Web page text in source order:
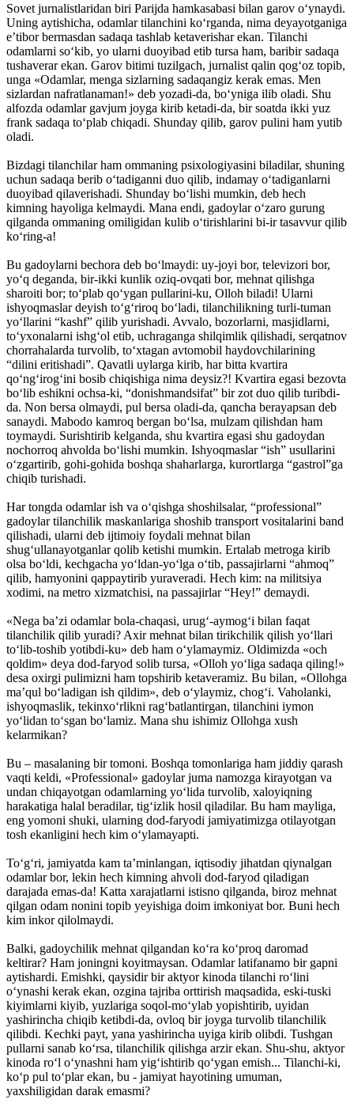
Sovet jurnalistlaridan biri Parijda hamkasabasi bilan garov o‘ynaydi.
Uning aytishicha, odamlar tilanchini ko‘rganda, nima deyayotganiga
e’tibor bermasdan sadaqa tashlab ketaverishar ekan. Tilanchi
odamlarni so‘kib, yo ularni duoyibad etib tursa ham, baribir sadaqa
tushaverar ekan. Garov bitimi tuzilgach, jurnalist qalin qog‘oz topib,
unga «Odamlar, menga sizlarning sadaqangiz kerak emas. Men
sizlardan nafratlanaman!» deb yozadi-da, bo‘yniga ilib oladi. Shu
alfozda odamlar gavjum joyga kirib ketadi-da, bir soatda ikki yuz
frank sadaqa to‘plab chiqadi. Shunday qilib, garov pulini ham yutib
oladi.
Bizdagi tilanchilar ham ommaning psixologiyasini biladilar, shuning
uchun sadaqa berib o‘tadiganni duo qilib, indamay o‘tadiganlarni
duoyibad qilaverishadi. Shunday bo‘lishi mumkin, deb hech
kimning hayoliga kelmaydi. Mana endi, gadoylar o‘zaro gurung
qilganda ommaning omiligidan kulib o‘tirishlarini bi-ir tasavvur qilib
ko‘ring-a!
Bu gadoylarni bechora deb bo‘lmaydi: uy-joyi bor, televizori bor,
yo‘q deganda, bir-ikki kunlik oziq-ovqati bor, mehnat qilishga
sharoiti bor; to‘plab qo‘ygan pullarini-ku, Olloh biladi! Ularni
ishyoqmaslar deyish to‘g‘riroq bo‘ladi, tilanchilikning turli-tuman
yo‘llarini “kashf” qilib yurishadi. Avvalo, bozorlarni, masjidlarni,
to‘yxonalarni ishg‘ol etib, uchraganga shilqimlik qilishadi, serqatnov
chorrahalarda turvolib, to‘xtagan avtomobil haydovchilarining
“dilini eritishadi”. Qavatli uylarga kirib, har bitta kvartira
qo‘ng‘irog‘ini bosib chiqishiga nima deysiz?! Kvartira egasi bezovta
bo‘lib eshikni ochsa-ki, “donishmandsifat” bir zot duo qilib turibdi-
da. Non bersa olmaydi, pul bersa oladi-da, qancha berayapsan deb
sanaydi. Mabodo kamroq bergan bo‘lsa, mulzam qilishdan ham
toymaydi. Surishtirib kelganda, shu kvartira egasi shu gadoydan
nochorroq ahvolda bo‘lishi mumkin. Ishyoqmaslar “ish” usullarini
o‘zgartirib, gohi-gohida boshqa shaharlarga, kurortlarga “gastrol”ga
chiqib turishadi.
Har tongda odamlar ish va o‘qishga shoshilsalar, “professional”
gadoylar tilanchilik maskanlariga shoshib transport vositalarini band
qilishadi, ularni deb ijtimoiy foydali mehnat bilan
shug‘ullanayotganlar qolib ketishi mumkin. Ertalab metroga kirib
olsa bo‘ldi, kechgacha yo‘ldan-yo‘lga o‘tib, passajirlarni “ahmoq”
qilib, hamyonini qappaytirib yuraveradi. Hech kim: na militsiya
xodimi, na metro xizmatchisi, na passajirlar “Hey!” demaydi.
«Nega ba’zi odamlar bola-chaqasi, urug‘-aymog‘i bilan faqat
tilanchilik qilib yuradi? Axir mehnat bilan tirikchilik qilish yo‘llari
to‘lib-toshib yotibdi-ku» deb ham o‘ylamaymiz. Oldimizda «och
qoldim» deya dod-faryod solib tursa, «Olloh yo‘liga sadaqa qiling!»
desa oxirgi pulimizni ham topshirib ketaveramiz. Bu bilan, «Ollohga
ma’qul bo‘ladigan ish qildim», deb o‘ylaymiz, chog‘i. Vaholanki,
ishyoqmaslik, tekinxo‘rlikni rag‘batlantirgan, tilanchini iymon
yo‘lidan to‘sgan bo‘lamiz. Mana shu ishimiz Ollohga xush
kelarmikan?
Bu – masalaning bir tomoni. Boshqa tomonlariga ham jiddiy qarash
vaqti keldi, «Professional» gadoylar juma namozga kirayotgan va
undan chiqayotgan odamlarning yo‘lida turvolib, xaloyiqning
harakatiga halal beradilar, tig‘izlik hosil qiladilar. Bu ham mayliga,
eng yomoni shuki, ularning dod-faryodi jamiyatimizga otilayotgan
tosh ekanligini hech kim o‘ylamayapti.
To‘g‘ri, jamiyatda kam ta’minlangan, iqtisodiy jihatdan qiynalgan
odamlar bor, lekin hech kimning ahvoli dod-faryod qiladigan
darajada emas-da! Katta xarajatlarni istisno qilganda, biroz mehnat
qilgan odam nonini topib yeyishiga doim imkoniyat bor. Buni hech
kim inkor qilolmaydi.
Balki, gadoychilik mehnat qilgandan ko‘ra ko‘proq daromad
keltirar? Ham joningni koyitmaysan. Odamlar latifanamo bir gapni
aytishardi. Emishki, qaysidir bir aktyor kinoda tilanchi ro‘lini
o‘ynashi kerak ekan, ozgina tajriba orttirish maqsadida, eski-tuski
kiyimlarni kiyib, yuzlariga soqol-mo‘ylab yopishtirib, uyidan
yashirincha chiqib ketibdi-da, ovloq bir joyga turvolib tilanchilik
qilibdi. Kechki payt, yana yashirincha uyiga kirib olibdi. Tushgan
pullarni sanab ko‘rsa, tilanchilik qilishga arzir ekan. Shu-shu, aktyor
kinoda ro‘l o‘ynashni ham yig‘ishtirib qo‘ygan emish... Tilanchi-ki,
ko‘p pul to‘plar ekan, bu - jamiyat hayotining umuman,
yaxshiligidan darak emasmi?